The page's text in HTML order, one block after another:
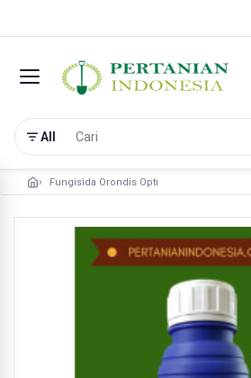
All
Fungisida Orondis Opti